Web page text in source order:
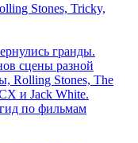
Stones, Tricky,
гранды.
сцены разной
Rolling Stones, The
и Jack White.
по фильмам